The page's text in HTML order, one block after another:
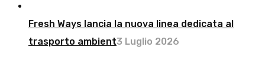
Fresh Ways lancia la nuova linea dedicata al
trasporto ambient3 Luglio 2026